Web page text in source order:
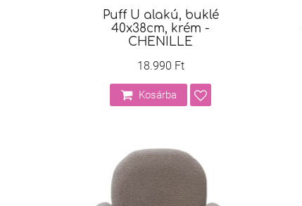
Puff U alakú, buklé
40x38cm, krém -
CHENILLE
18.990 Ft
Kosárba